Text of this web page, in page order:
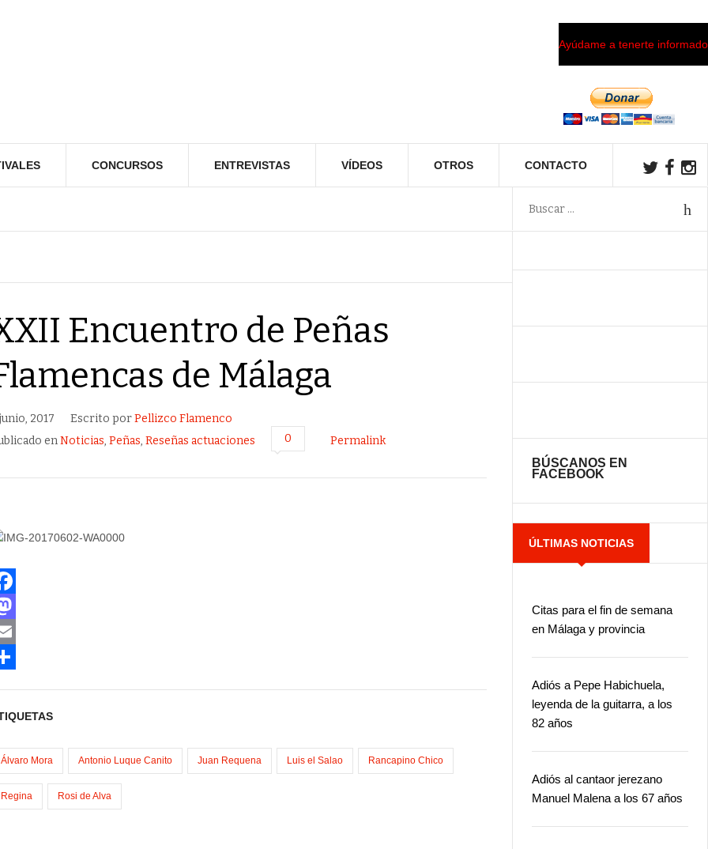
Ayúdame a tenerte informado
CONCURSOS ENTREVISTAS VÍDEOS OTROS CONTACTO
Encuentro de Peñas
de Málaga
2017 Escrito porPellizco Flamenco
enNoticias,Peñas,Reseñas actuaciones 0 Permalink
Álvaro Mora Antonio Luque Canito Juan Requena Luis el Salao Rancapino Chico
Regina Rosi de Alva
BÚSCANOS EN
FACEBOOK
ÚLTIMAS NOTICIAS
Citas para el fin de semana
en Málaga y provincia
Adiós a Pepe Habichuela,
leyenda de la guitarra, a los
82 años
Adiós al cantaor jerezano
Manuel Malena a los 67 años